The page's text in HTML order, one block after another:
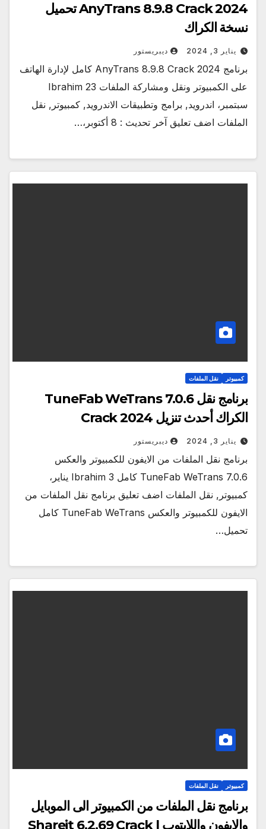
AnyTrans 8.9.8 Crack 2024 تحميل
نسخة الكراك
يناير 3, 2024 ديبريستور
برنامج AnyTrans 8.9.8 Crack 2024 كامل لإدارة الهاتف
على الكمبيوتر ونقل ومشاركة الملفات Ibrahim 23
سبتمبر، اندرويد, برامج وتطبيقات الاندرويد, كمبيوتر, نقل
الملفات اضف تعليق آخر تحديث : 8 أكتوبر،…
كمبيوتر نقل الملفات
برنامج نقل TuneFab WeTrans 7.0.6
الكراك أحدث تنزيل Crack 2024
يناير 3, 2024 ديبريستور
برنامج نقل الملفات من الايفون للكمبيوتر والعكس
TuneFab WeTrans 7.0.6 كامل Ibrahim 3 يناير،
كمبيوتر, نقل الملفات اضف تعليق برنامج نقل الملفات من
الايفون للكمبيوتر والعكس TuneFab WeTrans كامل
تحميل…
كمبيوتر نقل الملفات
برنامج نقل الملفات من الكمبيوتر الى الموبايل
والايفون واللابتوب | Shareit 6.2.69 Crack